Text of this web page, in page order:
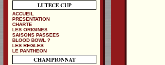
LUTECE CUP
ACCUEIL
PRESENTATION
CHARTE
LES ORIGINES
SAISONS PASSEES
BLOOD BOWL ?
LES REGLES
LE PANTHEON
CHAMPIONNAT